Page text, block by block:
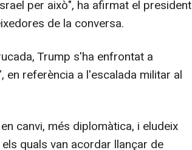
per això", ha afirmat el president
de la conversa.
Trump s'ha enfrontat a
en referència a l'escalada militar al
canvi, més diplomàtica, i eludeix
quals van acordar llançar de